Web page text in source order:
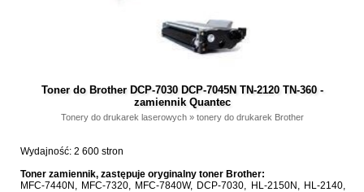
Toner do Brother DCP-7030 DCP-7045N TN-2120 TN-360 -
zamiennik Quantec
Tonery do drukarek laserowych »tonery do drukarek Brother
Wydajność: 2 600 stron
Toner zamiennik, zastępuje oryginalny toner Brother:
MFC-7440N, MFC-7320, MFC-7840W, DCP-7030, HL-2150N, HL-2140,